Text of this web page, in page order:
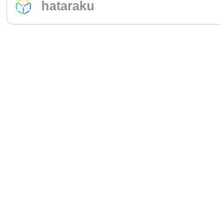
hataraku